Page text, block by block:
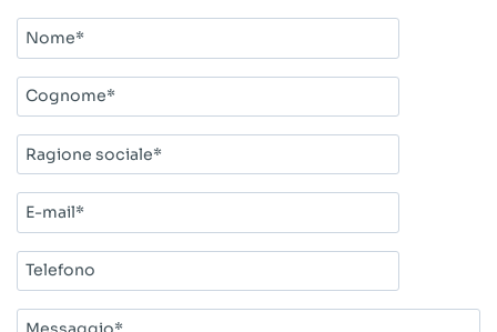
Nome*
Cognome*
Ragione
sociale*
E-
mail*
Telefono
Messaggio*